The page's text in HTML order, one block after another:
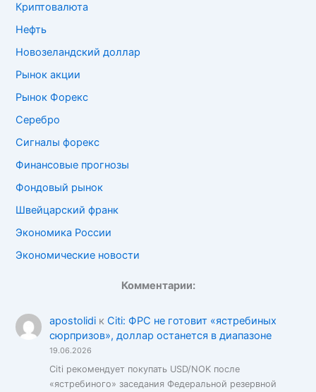
Криптовалюта
Нефть
Новозеландский доллар
Рынок акции
Рынок Форекс
Серебро
Сигналы форекс
Финансовые прогнозы
Фондовый рынок
Швейцарский франк
Экономика России
Экономические новости
Комментарии:
apostolidiк Citi: ФРС не готовит «ястребиных
сюрпризов», доллар останется в диапазоне
19.06.2026
Citi рекомендует покупать USD/NOK после
«ястребиного» заседания Федеральной резервной